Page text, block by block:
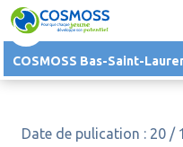
COSMOSS Bas-Saint-
Date de pulication : 20 /